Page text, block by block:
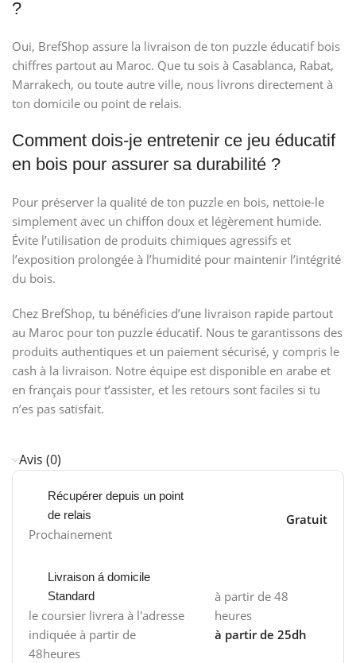
?
Oui, BrefShop assure la livraison de ton puzzle éducatif bois
chiffres partout au Maroc. Que tu sois à Casablanca, Rabat,
Marrakech, ou toute autre ville, nous livrons directement à
ton domicile ou point de relais.
Comment dois-je entretenir ce jeu éducatif
en bois pour assurer sa durabilité ?
Pour préserver la qualité de ton puzzle en bois, nettoie-le
simplement avec un chiffon doux et légèrement humide.
Évite l’utilisation de produits chimiques agressifs et
l’exposition prolongée à l’humidité pour maintenir l’intégrité
du bois.
Chez BrefShop, tu bénéficies d’une livraison rapide partout
au Maroc pour ton puzzle éducatif. Nous te garantissons des
produits authentiques et un paiement sécurisé, y compris le
cash à la livraison. Notre équipe est disponible en arabe et
en français pour t’assister, et les retours sont faciles si tu
n’es pas satisfait.
Avis (0)
Récupérer depuis un point
de relais
Prochainement
Gratuit
Livraison á domicile
Standard
le coursier livrera à l'adresse
indiquée à partir de
48heures
à partir de 48
heures
à partir de 25dh